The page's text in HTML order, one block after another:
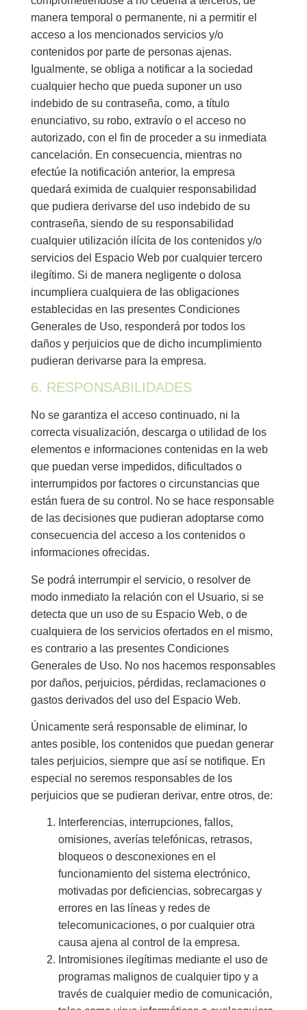
manera temporal o permanente, ni a permitir el
acceso a los mencionados servicios y/o
contenidos por parte de personas ajenas.
Igualmente, se obliga a notificar a la sociedad
cualquier hecho que pueda suponer un uso
indebido de su contraseña, como, a título
enunciativo, su robo, extravío o el acceso no
autorizado, con el fin de proceder a su inmediata
cancelación. En consecuencia, mientras no
efectúe la notificación anterior, la empresa
quedará eximida de cualquier responsabilidad
que pudiera derivarse del uso indebido de su
contraseña, siendo de su responsabilidad
cualquier utilización ilícita de los contenidos y/o
servicios del Espacio Web por cualquier tercero
ilegítimo. Si de manera negligente o dolosa
incumpliera cualquiera de las obligaciones
establecidas en las presentes Condiciones
Generales de Uso, responderá por todos los
daños y perjuicios que de dicho incumplimiento
pudieran derivarse para la empresa.
6. RESPONSABILIDADES
No se garantiza el acceso continuado, ni la
correcta visualización, descarga o utilidad de los
elementos e informaciones contenidas en la web
que puedan verse impedidos, dificultados o
interrumpidos por factores o circunstancias que
están fuera de su control. No se hace responsable
de las decisiones que pudieran adoptarse como
consecuencia del acceso a los contenidos o
informaciones ofrecidas.
Se podrá interrumpir el servicio, o resolver de
modo inmediato la relación con el Usuario, si se
detecta que un uso de su Espacio Web, o de
cualquiera de los servicios ofertados en el mismo,
es contrario a las presentes Condiciones
Generales de Uso. No nos hacemos responsables
por daños, perjuicios, pérdidas, reclamaciones o
gastos derivados del uso del Espacio Web.
Únicamente será responsable de eliminar, lo
antes posible, los contenidos que puedan generar
tales perjuicios, siempre que así se notifique. En
especial no seremos responsables de los
perjuicios que se pudieran derivar, entre otros, de:
Interferencias, interrupciones, fallos,
omisiones, averías telefónicas, retrasos,
bloqueos o desconexiones en el
funcionamiento del sistema electrónico,
motivadas por deficiencias, sobrecargas y
errores en las líneas y redes de
telecomunicaciones, o por cualquier otra
causa ajena al control de la empresa.
Intromisiones ilegítimas mediante el uso de
programas malignos de cualquier tipo y a
través de cualquier medio de comunicación,